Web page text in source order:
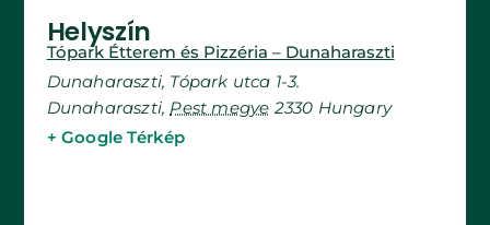
Helyszín
Tópark Étterem és Pizzéria – Dunaharaszti
Dunaharaszti, Tópark utca 1-3.
Dunaharaszti, Pest megye 2330 Hungary
+ Google Térkép